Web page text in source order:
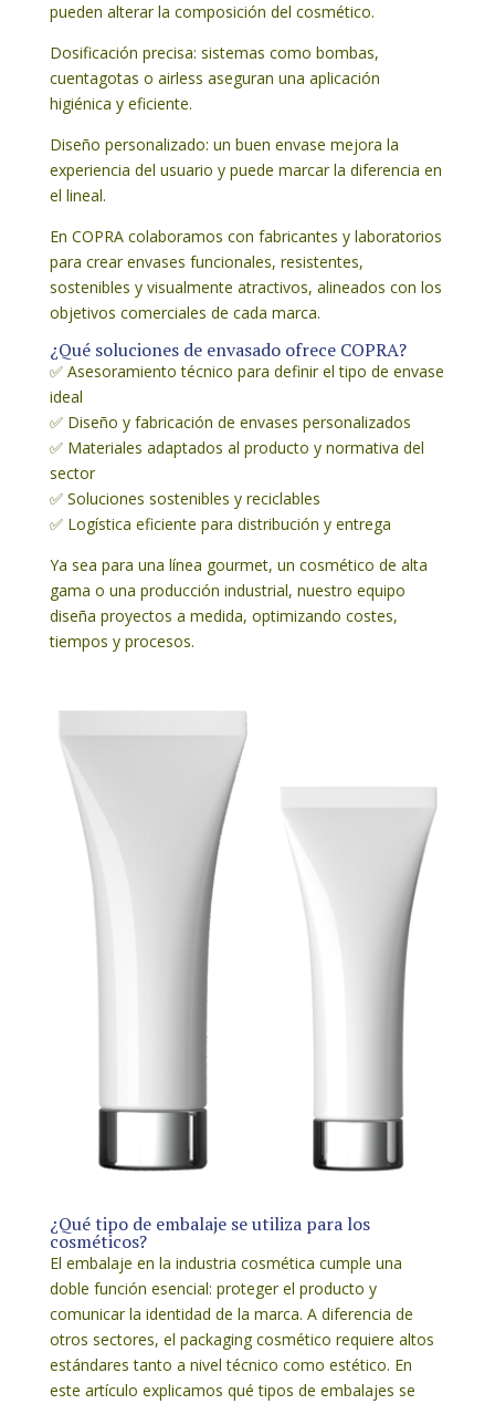
pueden alterar la composición del cosmético.
Dosificación precisa: sistemas como bombas,
cuentagotas o airless aseguran una aplicación
higiénica y eficiente.
Diseño personalizado: un buen envase mejora la
experiencia del usuario y puede marcar la diferencia en
el lineal.
En COPRA colaboramos con fabricantes y laboratorios
para crear envases funcionales, resistentes,
sostenibles y visualmente atractivos, alineados con los
objetivos comerciales de cada marca.
¿Qué soluciones de envasado ofrece COPRA?
✅ Asesoramiento técnico para definir el tipo de envase
ideal
✅ Diseño y fabricación de envases personalizados
✅ Materiales adaptados al producto y normativa del
sector
✅ Soluciones sostenibles y reciclables
✅ Logística eficiente para distribución y entrega
Ya sea para una línea gourmet, un cosmético de alta
gama o una producción industrial, nuestro equipo
diseña proyectos a medida, optimizando costes,
tiempos y procesos.
¿Qué tipo de embalaje se utiliza para los
cosméticos?
El embalaje en la industria cosmética cumple una
doble función esencial: proteger el producto y
comunicar la identidad de la marca. A diferencia de
otros sectores, el packaging cosmético requiere altos
estándares tanto a nivel técnico como estético. En
este artículo explicamos qué tipos de embalajes se